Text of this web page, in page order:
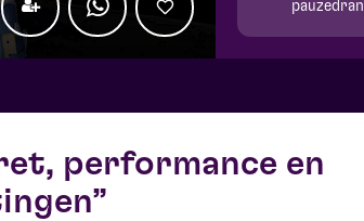
performance en